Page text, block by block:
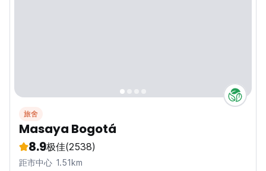
旅舍
Masaya Bogotá
8.9极佳(2538)
距市中心 1.51km